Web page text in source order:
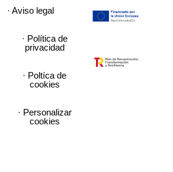
· Aviso legal
· Política de
privacidad
· Poltíca de
cookies
· Personalizar
cookies